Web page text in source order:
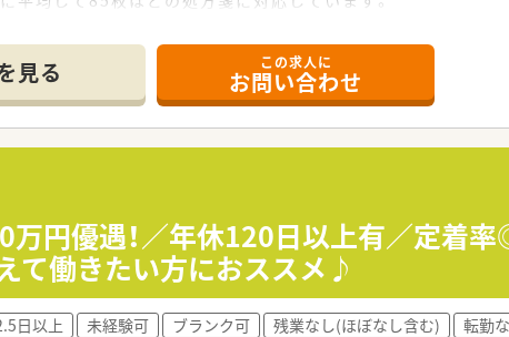
地域に根差した医療サービスを提供しています。
に安定した経営基盤を誇っています。
き続けたい方に最適な環境といえます。
フとの円滑なコミュニケーションの中で働きたい方。
たたかい雰囲気の店舗でゆったり働きたいと方。
をつけ、どちらの時間も大切にしたいという方。
見る この求人に
お問い合わせ
円優遇！／年休120日以上有／定着
て働きたい方におススメ♪
日以上 未経験可 ブランク可 残業なし(ほぼなし含む) 転勤